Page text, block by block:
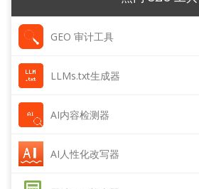
GEO 审计工具
LLMs.txt生成器
AI内容检测器
AI人性化改写器